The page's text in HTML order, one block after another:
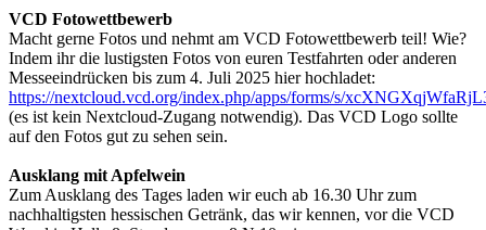
VCD Fotowettbewerb
Macht gerne Fotos und nehmt am VCD Fotowettbewerb teil! Wie?
Indem ihr die lustigsten Fotos von euren Testfahrten oder anderen
Messeeindrücken bis zum 4. Juli 2025 hier hochladet:
https://nextcloud.vcd.org/index.php/apps/forms/s/
(es ist kein Nextcloud-Zugang notwendig). Das VCD Logo sollte
auf den Fotos gut zu sehen sein.
Ausklang mit Apfelwein
Zum Ausklang des Tages laden wir euch ab 16.30 Uhr zum
nachhaltigsten hessischen Getränk, das wir kennen, vor die VCD